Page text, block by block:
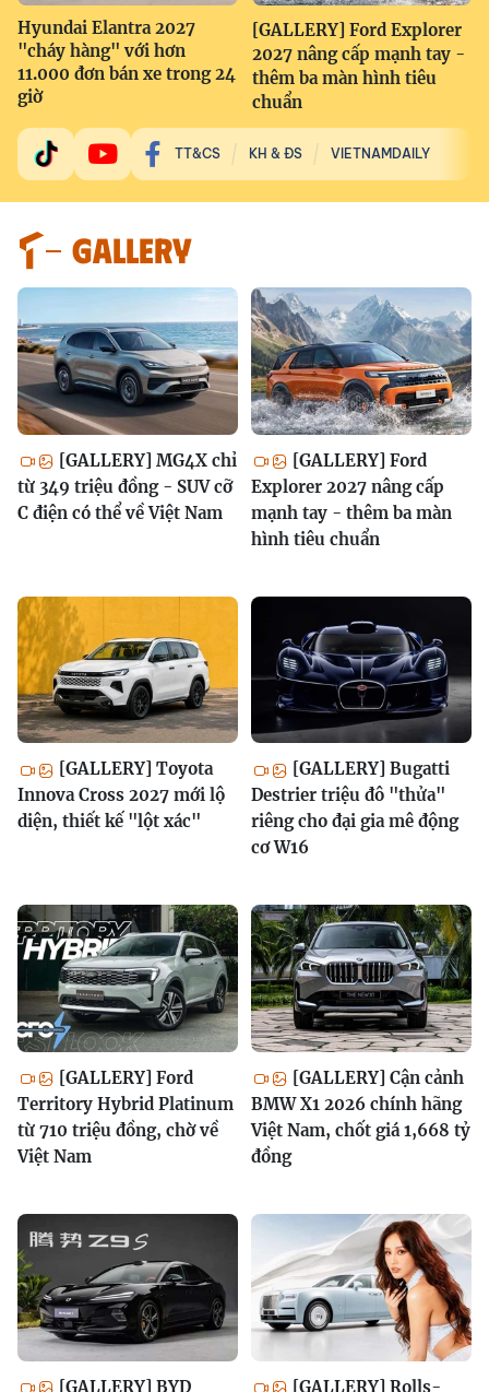
Hyundai Elantra 2027
"cháy hàng" với hơn
11.000 đơn bán xe trong 24
giờ
[GALLERY] Ford Explorer
2027 nâng cấp mạnh tay -
thêm ba màn hình tiêu
chuẩn
TT&CS KH & ĐS VIETNAMDAILY
GALLERY
[GALLERY] MG4X chỉ
từ 349 triệu đồng - SUV cỡ
C điện có thể về Việt Nam
[GALLERY] Ford
Explorer 2027 nâng cấp
mạnh tay - thêm ba màn
hình tiêu chuẩn
[GALLERY] Toyota
Innova Cross 2027 mới lộ
diện, thiết kế "lột xác"
[GALLERY] Bugatti
Destrier triệu đô "thửa"
riêng cho đại gia mê động
cơ W16
[GALLERY] Ford
Territory Hybrid Platinum
từ 710 triệu đồng, chờ về
Việt Nam
[GALLERY] Cận cảnh
BMW X1 2026 chính hãng
Việt Nam, chốt giá 1,668 tỷ
đồng
[GALLERY] BYD [GALLERY] Rolls-